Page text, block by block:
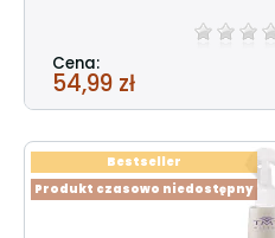
Cena:
54,99 zł
Produkt czasowo niedostępny
Bestseller